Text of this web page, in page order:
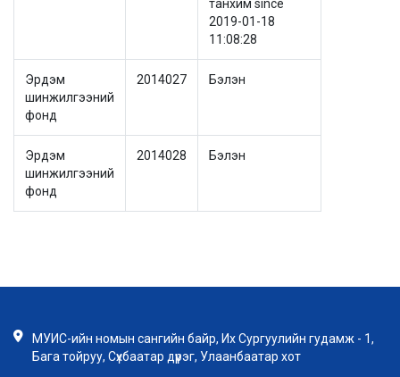
танхим since
2019-01-18
11:08:28
Эрдэм
шинжилгээний
фонд
2014027 Бэлэн
Эрдэм
шинжилгээний
фонд
2014028 Бэлэн
МУИС-ийн номын сангийн байр, Их Сургуулийн гудамж - 1,
Бага тойруу, Сүхбаатар дүүрэг, Улаанбаатар хот